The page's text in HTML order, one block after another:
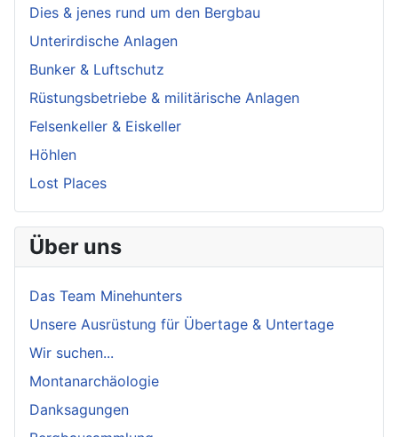
Dies & jenes rund um den Bergbau
Unterirdische Anlagen
Bunker & Luftschutz
Rüstungsbetriebe & militärische Anlagen
Felsenkeller & Eiskeller
Höhlen
Lost Places
Über uns
Das Team Minehunters
Unsere Ausrüstung für Übertage & Untertage
Wir suchen...
Montanarchäologie
Danksagungen